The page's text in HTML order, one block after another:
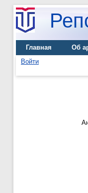
Главная Об
Войти